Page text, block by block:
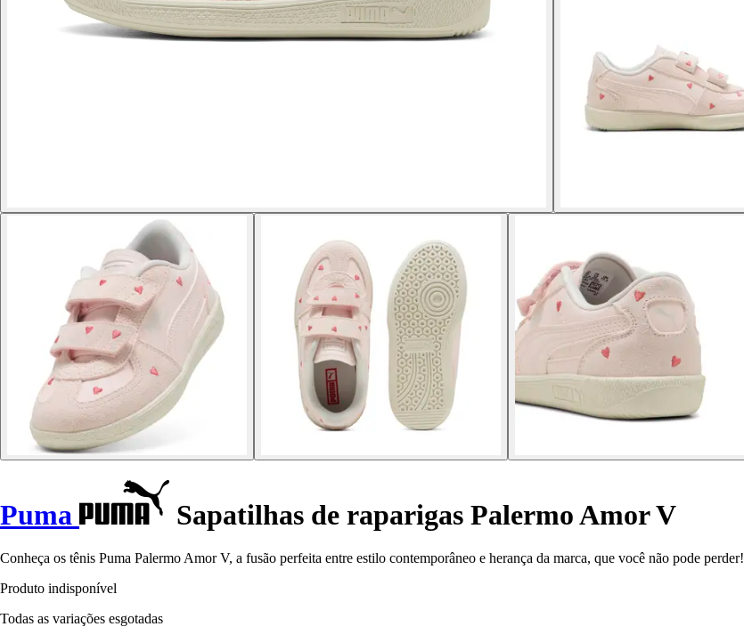
Puma Sapatilhas de raparigas Palermo Amor V
Conheça os tênis Puma Palermo Amor V, a fusão perfeita entre estilo contemporâneo e herança da marca, que você não pode perder!
Produto indisponível
Todas as variações esgotadas